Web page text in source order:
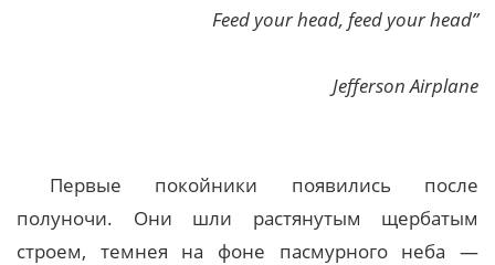
Feed your head, feed your head”
Jefferson Airplane
Первые покойники появились после
полуночи. Они шли растянутым щербатым
строем, темнея на фоне пасмурного неба —